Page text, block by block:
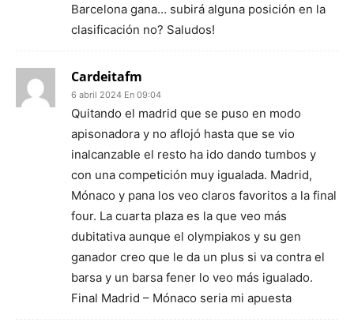
Barcelona gana… subirá alguna posición en la
clasificación no? Saludos!
Cardeitafm
6 abril 2024 En 09:04
Quitando el madrid que se puso en modo
apisonadora y no aflojó hasta que se vio
inalcanzable el resto ha ido dando tumbos y
con una competición muy igualada. Madrid,
Mónaco y pana los veo claros favoritos a la final
four. La cuarta plaza es la que veo más
dubitativa aunque el olympiakos y su gen
ganador creo que le da un plus si va contra el
barsa y un barsa fener lo veo más igualado.
Final Madrid – Mónaco seria mi apuesta